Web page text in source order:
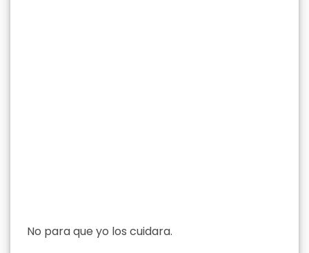
No para que yo los cuidara.